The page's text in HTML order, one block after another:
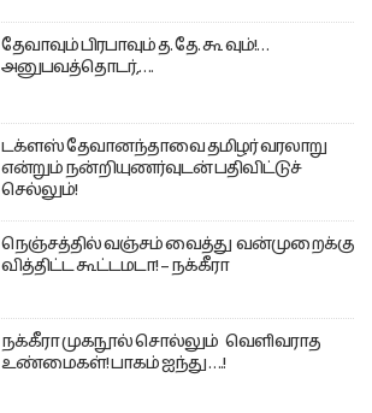
தேவாவும் பிரபாவும் த. தே. கூ வும்!…
அனுபவத்தொடர்,….
டக்ளஸ் தேவானந்தாவை தமிழர் வரலாறு
என்றும் நன்றியுணர்வுடன் பதிவிட்டுச்
செல்லும்!
நெஞ்சத்தில் வஞ்சம் வைத்து வன்முறைக்கு
வித்திட்ட கூட்டமடா! – நக்கீரா
நக்கீரா முகநூல் சொல்லும் வெளிவராத
உண்மைகள்! பாகம் ஐந்து ….!